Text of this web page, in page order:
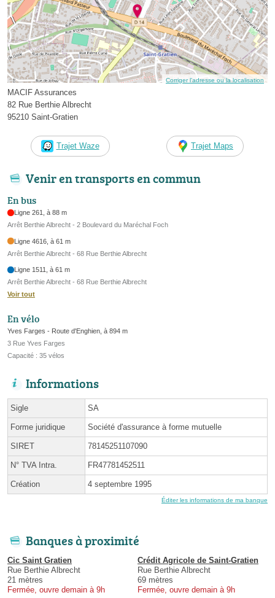
Corriger l’adresse ou la localisation
MACIF Assurances
82 Rue Berthie Albrecht
95210 Saint-Gratien
Trajet Waze Trajet Maps
Venir en transports en commun
En bus
Ligne 261, à 88 m
Arrêt Berthie Albrecht - 2 Boulevard du Maréchal Foch
Ligne 4616, à 61 m
Arrêt Berthie Albrecht - 68 Rue Berthie Albrecht
Ligne 1511, à 61 m
Arrêt Berthie Albrecht - 68 Rue Berthie Albrecht
Voir tout
En vélo
Yves Farges - Route d'Enghien, à 894 m
3 Rue Yves Farges
Capacité : 35 vélos
Informations
Sigle SA
Forme juridique Société d'assurance à forme mutuelle
SIRET 78145251107090
N° TVA Intra. FR47781452511
Création 4 septembre 1995
Éditer les informations de ma banque
Banques à proximité
Cic Saint Gratien
Rue Berthie Albrecht
21 mètres
Fermée, ouvre demain à 9h
Crédit Agricole de Saint-Gratien
Rue Berthie Albrecht
69 mètres
Fermée, ouvre demain à 9h